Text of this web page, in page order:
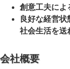
創意工夫によ
良好な経営
社会生活を送
会社概要